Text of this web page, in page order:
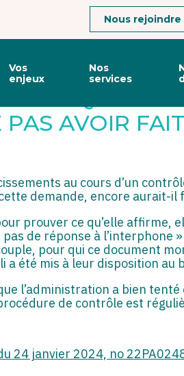
Nous rejoindre
Vos
enjeux
Nos
services
AVOIR
au cours d’un
demande, encore aurait-il
prouver ce qu’elle
de réponse à l’interphone
pour qui ce document
été mis à leur disposition au
l’administration a bien
de contrôle est
24 janvier 2024, no